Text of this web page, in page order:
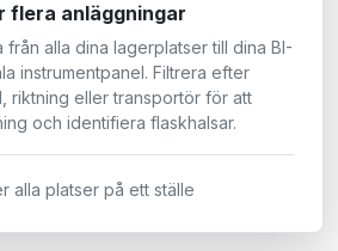
flera anläggningar
från alla dina lagerplatser till dina BI-
instrumentpanel. Filtrera efter
riktning eller transportör för att
och identifiera flaskhalsar.
alla platser på ett ställe